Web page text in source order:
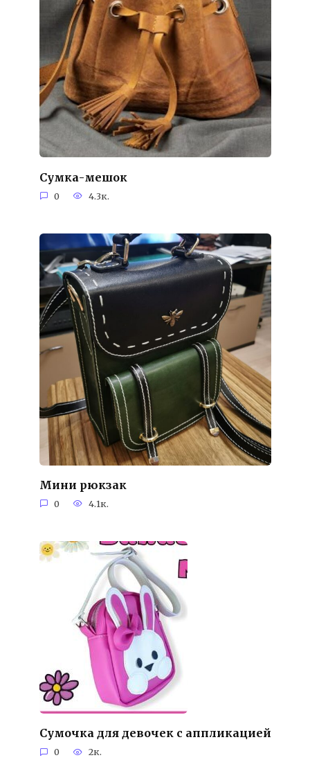
Сумка-мешок
0 4.3к.
Мини рюкзак
0 4.1к.
Сумочка для девочек с аппликацией
0 2к.